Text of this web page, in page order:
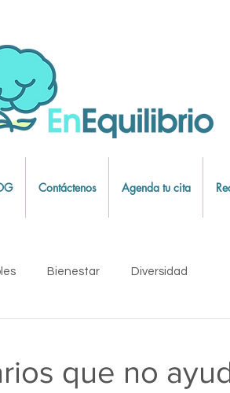
Contáctenos Agenda tu cita
Bienestar Diversidad
que no